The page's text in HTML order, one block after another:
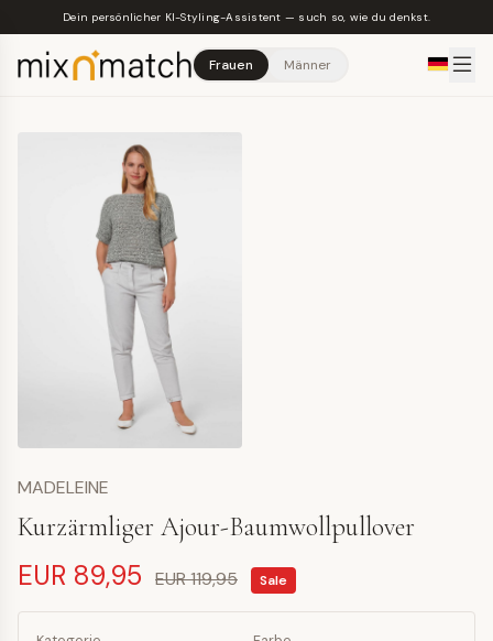
Skip to main content
Dein persönlicher KI-Styling-Assistent — such so, wie du denkst.
Frauen Männer
MADELEINE
Kurzärmliger Ajour-Baumwollpullover
EUR 89,95 EUR 119,95 Sale